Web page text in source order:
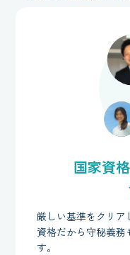
国家資
厳しい基準をクリ
資格だから守秘義務
す。